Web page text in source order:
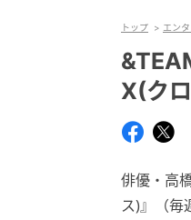
トップ エン
X(クロ
俳優・高
ス)』（毎